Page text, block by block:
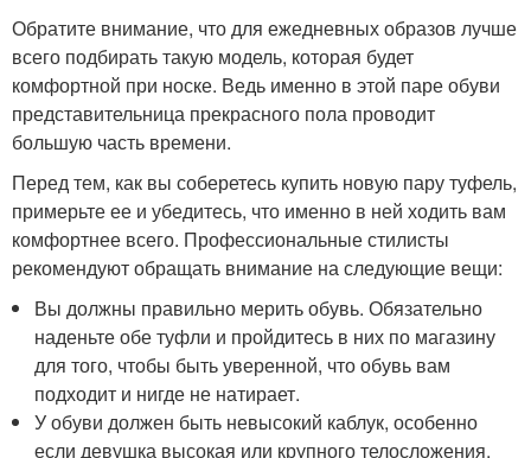
Обратите внимание, что для ежедневных образов лучше
всего подбирать такую модель, которая будет
комфортной при носке. Ведь именно в этой паре обуви
представительница прекрасного пола проводит
большую часть времени.
Перед тем, как вы соберетесь купить новую пару туфель,
примерьте ее и убедитесь, что именно в ней ходить вам
комфортнее всего. Профессиональные стилисты
рекомендуют обращать внимание на следующие вещи:
Вы должны правильно мерить обувь. Обязательно
наденьте обе туфли и пройдитесь в них по магазину
для того, чтобы быть уверенной, что обувь вам
подходит и нигде не натирает.
У обуви должен быть невысокий каблук, особенно
если девушка высокая или крупного телосложения.